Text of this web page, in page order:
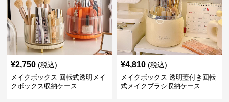
¥2,750 (税込)
メイクボックス 回転式透明メイ
クボックス収納ケース
¥4,810 (税込)
メイクボックス 透明蓋付き回転
式メイクブラシ収納ケース